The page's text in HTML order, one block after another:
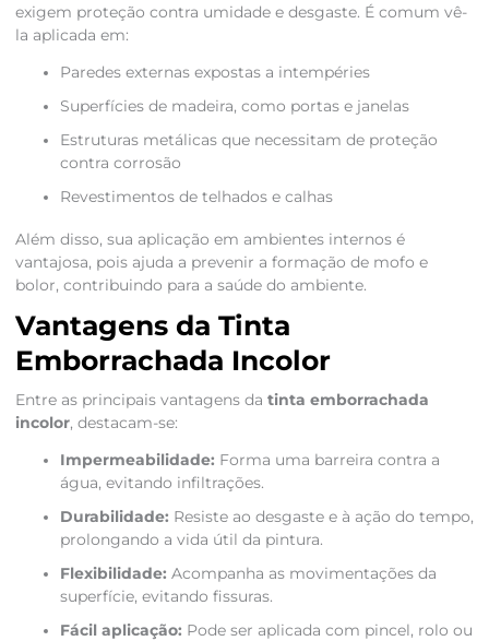
exigem proteção contra umidade e desgaste. É comum vê-
la aplicada em:
Paredes externas expostas a intempéries
Superfícies de madeira, como portas e janelas
Estruturas metálicas que necessitam de proteção
contra corrosão
Revestimentos de telhados e calhas
Além disso, sua aplicação em ambientes internos é
vantajosa, pois ajuda a prevenir a formação de mofo e
bolor, contribuindo para a saúde do ambiente.
Vantagens da Tinta
Emborrachada Incolor
Entre as principais vantagens da tinta emborrachada
incolor, destacam-se:
Impermeabilidade: Forma uma barreira contra a
água, evitando infiltrações.
Durabilidade: Resiste ao desgaste e à ação do tempo,
prolongando a vida útil da pintura.
Flexibilidade: Acompanha as movimentações da
superfície, evitando fissuras.
Fácil aplicação: Pode ser aplicada com pincel, rolo ou